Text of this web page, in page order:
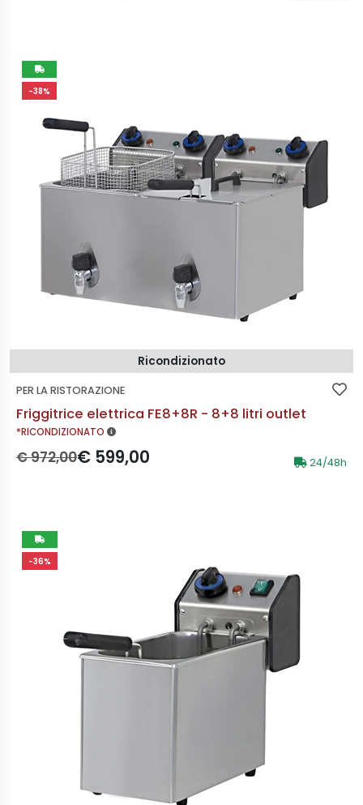
-38%
Ricondizionato
PER LA RISTORAZIONE
Friggitrice elettrica FE8+8R - 8+8 litri outlet
*RICONDIZIONATO
Prezzo originale:
€ 972,00Prezzo scontato:
€ 599,00 24/48h
-36%